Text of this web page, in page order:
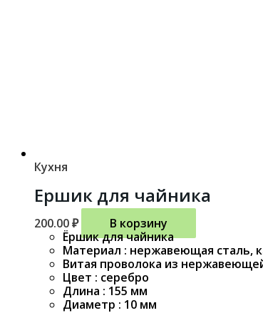
Кухня
Ершик для чайника
200.00₽
В корзину
Ёршик для чайника
Материал : нержавеющая сталь,
Витая проволока из
Цвет : серебро
Длина : 155 мм
Диаметр : 10 мм